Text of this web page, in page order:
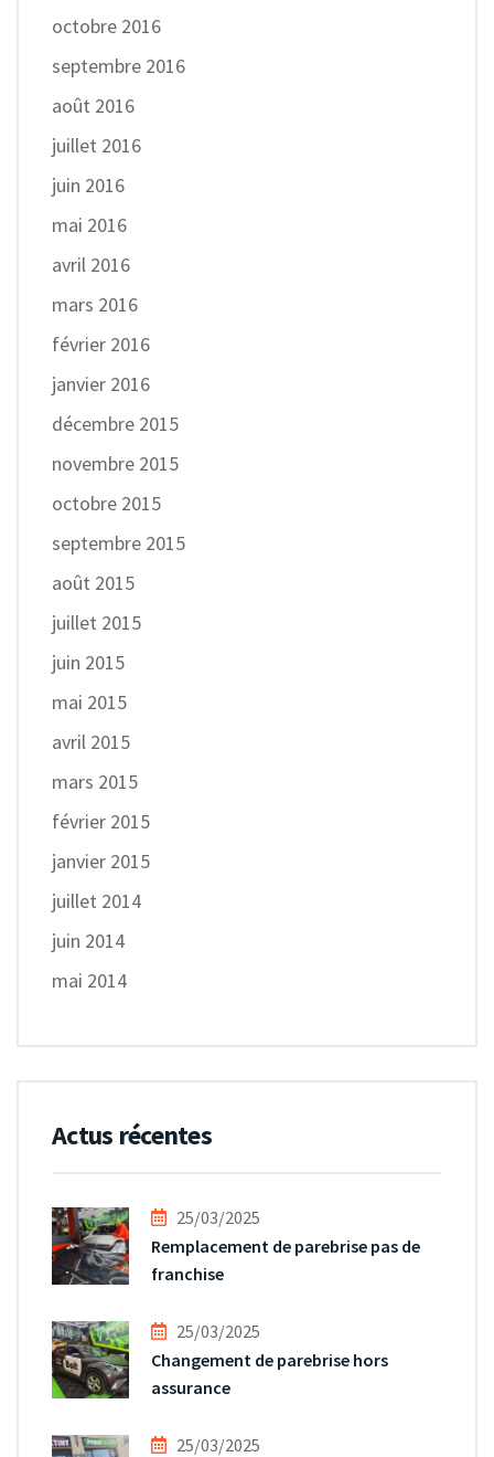
octobre 2016
septembre 2016
août 2016
juillet 2016
juin 2016
mai 2016
avril 2016
mars 2016
février 2016
janvier 2016
décembre 2015
novembre 2015
octobre 2015
septembre 2015
août 2015
juillet 2015
juin 2015
mai 2015
avril 2015
mars 2015
février 2015
janvier 2015
juillet 2014
juin 2014
mai 2014
Actus récentes
25/03/2025
Remplacement de parebrise pas de
franchise
25/03/2025
Changement de parebrise hors
assurance
25/03/2025